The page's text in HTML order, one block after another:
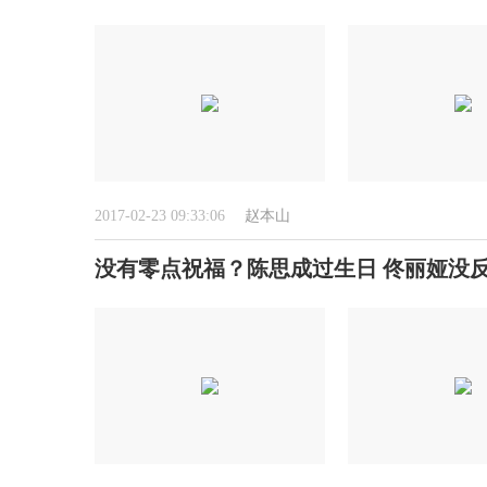
2017-02-23 09:33:06 赵本山
没有零点祝福？陈思成过生日 佟丽娅没